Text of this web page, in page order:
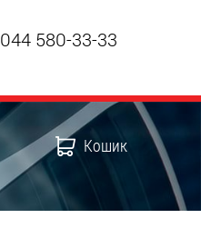
044 580-33-33
Кошик